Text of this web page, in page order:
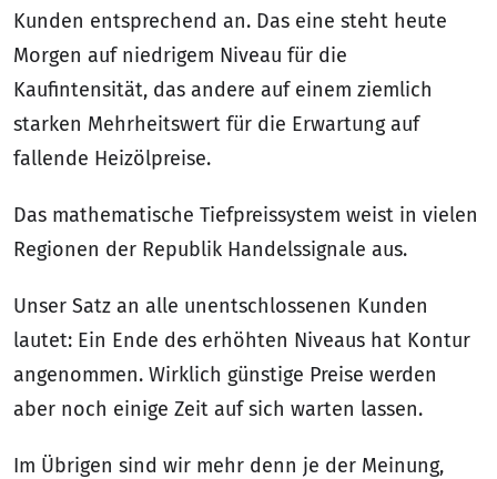
Kunden entsprechend an. Das eine steht heute
Morgen auf niedrigem Niveau für die
Kaufintensität, das andere auf einem ziemlich
starken Mehrheitswert für die Erwartung auf
fallende Heizölpreise.
Das mathematische Tiefpreissystem weist in vielen
Regionen der Republik Handelssignale aus.
Unser Satz an alle unentschlossenen Kunden
lautet: Ein Ende des erhöhten Niveaus hat Kontur
angenommen. Wirklich günstige Preise werden
aber noch einige Zeit auf sich warten lassen.
Im Übrigen sind wir mehr denn je der Meinung,